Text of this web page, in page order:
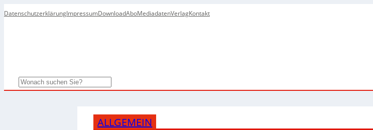
DatenschutzerklärungImpressumDownloadAboMediadatenVerlagKontakt
Search
ALLGEMEIN